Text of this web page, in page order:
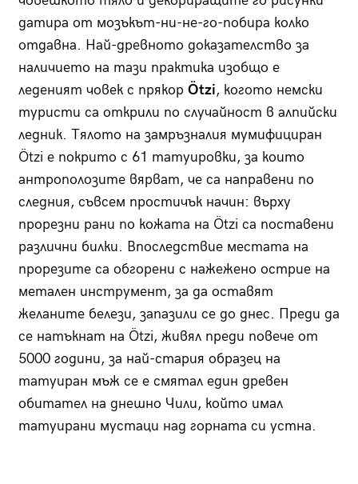
датира от мозъкът-ни-не-го-побира колко
отдавна. Най-древното доказателство за
наличието на тази практика изобщо е
леденият човек с прякор Ötzi, когото немски
туристи са открили по случайност в алпийски
ледник. Тялото на замръзналия мумифициран
Ötzi е покрито с 61 татуировки, за които
антрополозите вярват, че са направени по
следния, съвсем простичък начин: върху
прорезни рани по кожата на Ötzi са поставени
различни билки. Впоследствие местата на
прорезите са обгорени с нажежено острие на
метален инструмент, за да оставят
желаните белези, запазили се до днес. Преди да
се натъкнат на Ötzi, живял преди повече от
5000 години, за най-стария образец на
татуиран мъж се е смятал един древен
обитател на днешно Чили, който имал
татуирани мустаци над горната си устна.